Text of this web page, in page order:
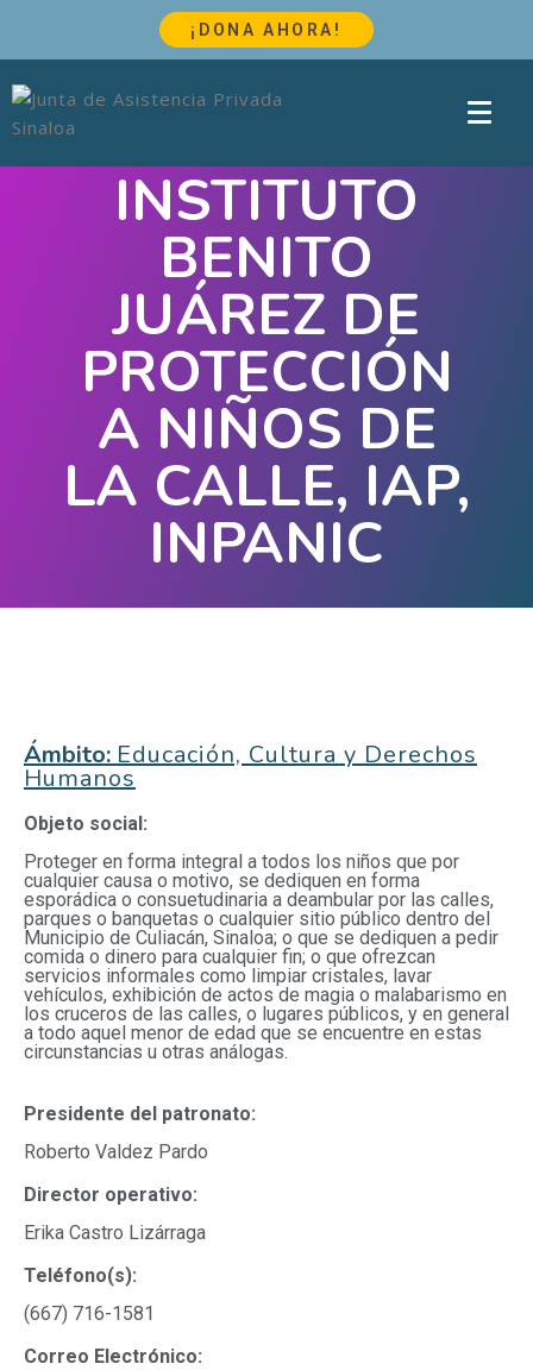
¡DONA AHORA!
INSTITUTO
BENITO
JUÁREZ DE
PROTECCIÓN
A NIÑOS DE
LA CALLE, IAP,
INPANIC
Ámbito: Educación, Cultura y Derechos
Humanos
Objeto social:
Proteger en forma integral a todos los niños que por
cualquier causa o motivo, se dediquen en forma
esporádica o consuetudinaria a deambular por las calles,
parques o banquetas o cualquier sitio público dentro del
Municipio de Culiacán, Sinaloa; o que se dediquen a pedir
comida o dinero para cualquier fin; o que ofrezcan
servicios informales como limpiar cristales, lavar
vehículos, exhibición de actos de magia o malabarismo en
los cruceros de las calles, o lugares públicos, y en general
a todo aquel menor de edad que se encuentre en estas
circunstancias u otras análogas.
Presidente del patronato:
Roberto Valdez Pardo
Director operativo:
Erika Castro Lizárraga
Teléfono(s):
(667) 716-1581
Correo Electrónico: